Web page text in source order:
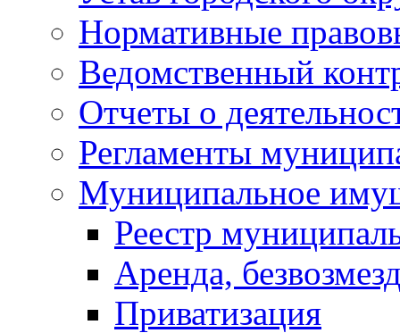
Нормативные
Ведомственный
Отчеты о
Регламенты
Муниципальное
Реестр
Аренда,
Приватизация